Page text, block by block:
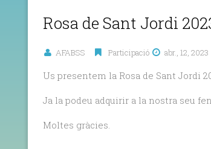
Rosa de Sant Jordi
AFABSS Participació abr., 12, 2023
Us presentem la Rosa de Sant Jordi
Ja la podeu adquirir a la nostra seu
Moltes gràcies.